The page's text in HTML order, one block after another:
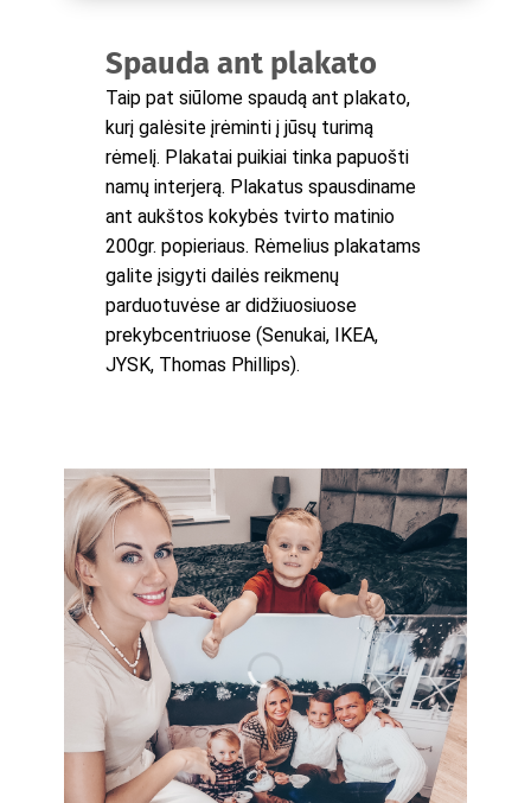
Spauda ant plakato
Taip pat siūlome spaudą ant plakato,
kurį galėsite įrėminti į jūsų turimą
rėmelį. Plakatai puikiai tinka papuošti
namų interjerą. Plakatus spausdiname
ant aukštos kokybės tvirto matinio
200gr. popieriaus. Rėmelius plakatams
galite įsigyti dailės reikmenų
parduotuvėse ar didžiuosiuose
prekybcentriuose (Senukai, IKEA,
JYSK, Thomas Phillips).